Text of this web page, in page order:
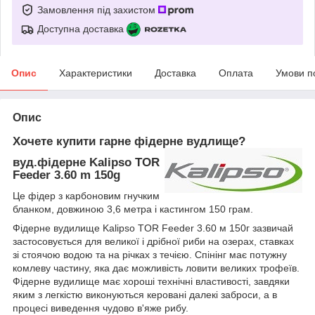
Замовлення під захистом
Доступна доставка
Опис Характеристики Доставка Оплата Умови
Опис
Хочете купити гарне фідерне вудлище?
вуд.фідерне Kalipso TOR
Feeder 3.60 m 150g
Це фідер з карбоновим гнучким
бланком, довжиною 3,6 метра і кастингом 150 грам.
Фідерне вудилище Kalipso TOR Feeder 3.60 м 150г зазвичай
застосовується для великої і дрібної риби на озерах, ставках
зі стоячою водою та на річках з течією. Спінінг має потужну
комлеву частину, яка дає можливість ловити великих трофеїв.
Фідерне вудилище має хороші технічні властивості, завдяки
яким з легкістю виконуються керовані далекі заброси, а в
процесі виведення чудово в'яже рибу.